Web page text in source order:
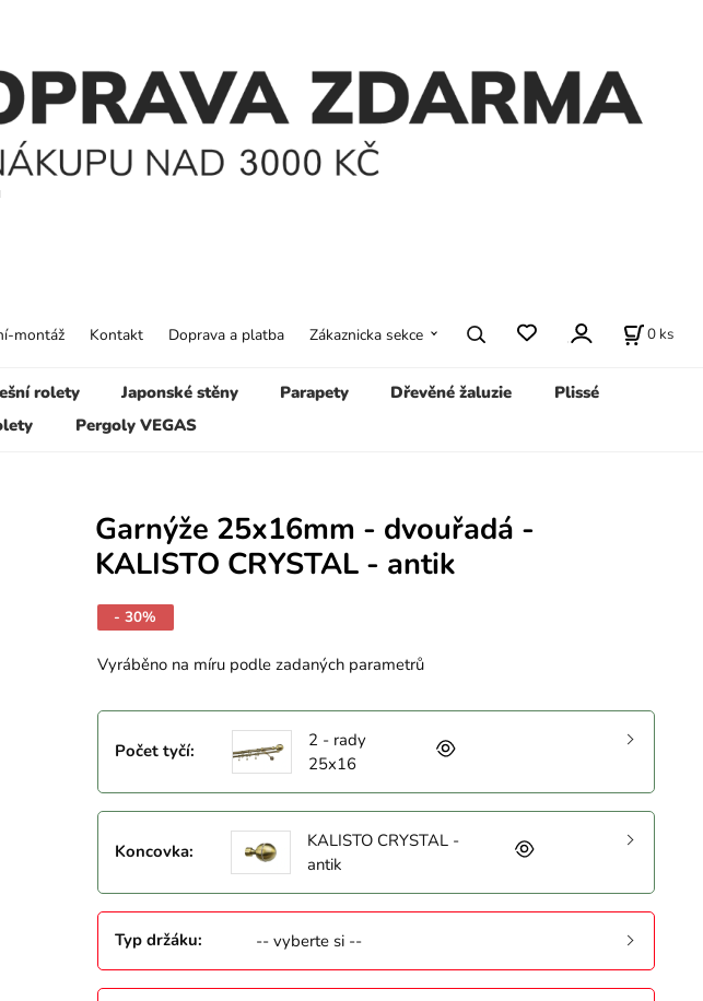
rolety Japonské stěny Parapety Dřevěné žaluzie
Plissé
Pergoly VEGAS
montáž Kontakt Doprava a platba Zákaznicka sekce 0 ks
Garnýže 25x16mm - dvouřadá -
KALISTO CRYSTAL - antik
- 30%
Vyráběno na míru podle zadaných parametrů
Počet tyčí:
2 - rady
25x16
Koncovka:
KALISTO CRYSTAL -
antik
Typ držáku: -- vyberte si --